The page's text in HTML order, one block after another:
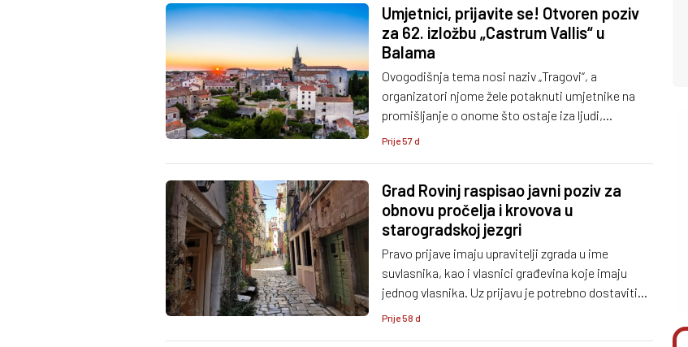
Umjetnici, prijavite se! Otvoren poziv
za 62. izložbu „Castrum Vallis“ u
Balama
Ovogodišnja tema nosi naziv „Tragovi“, a
organizatori njome žele potaknuti umjetnike na
promišljanje o onome što ostaje iza ljudi,
prostora, događaja i vremena.
Prije 57 d
Grad Rovinj raspisao javni poziv za
obnovu pročelja i krovova u
starogradskoj jezgri
Pravo prijave imaju upravitelji zgrada u ime
suvlasnika, kao i vlasnici građevina koje imaju
jednog vlasnika. Uz prijavu je potrebno dostaviti
propisanu dokumentaciju, uključujući dokaz o
Prije 58 d